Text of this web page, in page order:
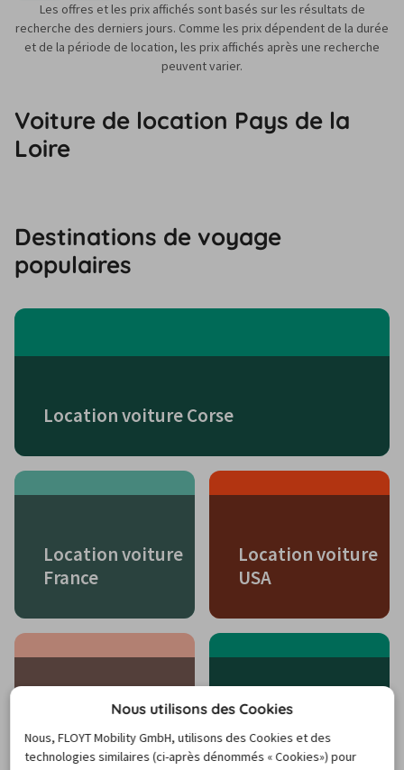
Les offres et les prix affichés sont basés sur les résultats de
recherche des derniers jours. Comme les prix dépendent de la durée
et de la période de location, les prix affichés après une recherche
peuvent varier.
Voiture de location Pays de la
Loire
Destinations de voyage
populaires
Location voiture Corse
Location voiture
France
Location voiture
USA
Location voiture
Canada
Location voiture
Italie
Nous utilisons des Cookies
Nous, FLOYT Mobility GmbH, utilisons des Cookies et des
technologies similaires (ci-après dénommés « Cookies») pour